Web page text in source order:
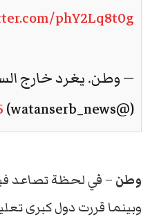
phY2Lq8t0g
— وطن. يغرد خارج
(@watanserb_news)
وطن – فيلحظةتصاعد
وبينما قررتدولكبرى